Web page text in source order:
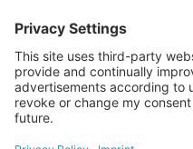
ermöglichen, aber keine
Person zulassen.
Erfasst werden Daten über
Webseite (z. B. geklickte
Unterseiten, gestellte